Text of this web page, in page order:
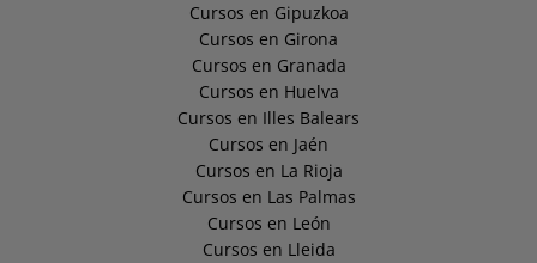
Cursos en Gipuzkoa
Cursos en Girona
Cursos en Granada
Cursos en Huelva
Cursos en Illes Balears
Cursos en Jaén
Cursos en La Rioja
Cursos en Las Palmas
Cursos en León
Cursos en Lleida